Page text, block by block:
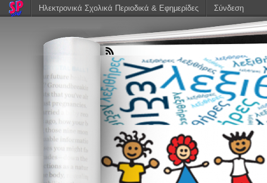
Ηλεκτρονικά Σχολικά Περιοδικά & Εφημερίδες Σύνδεση